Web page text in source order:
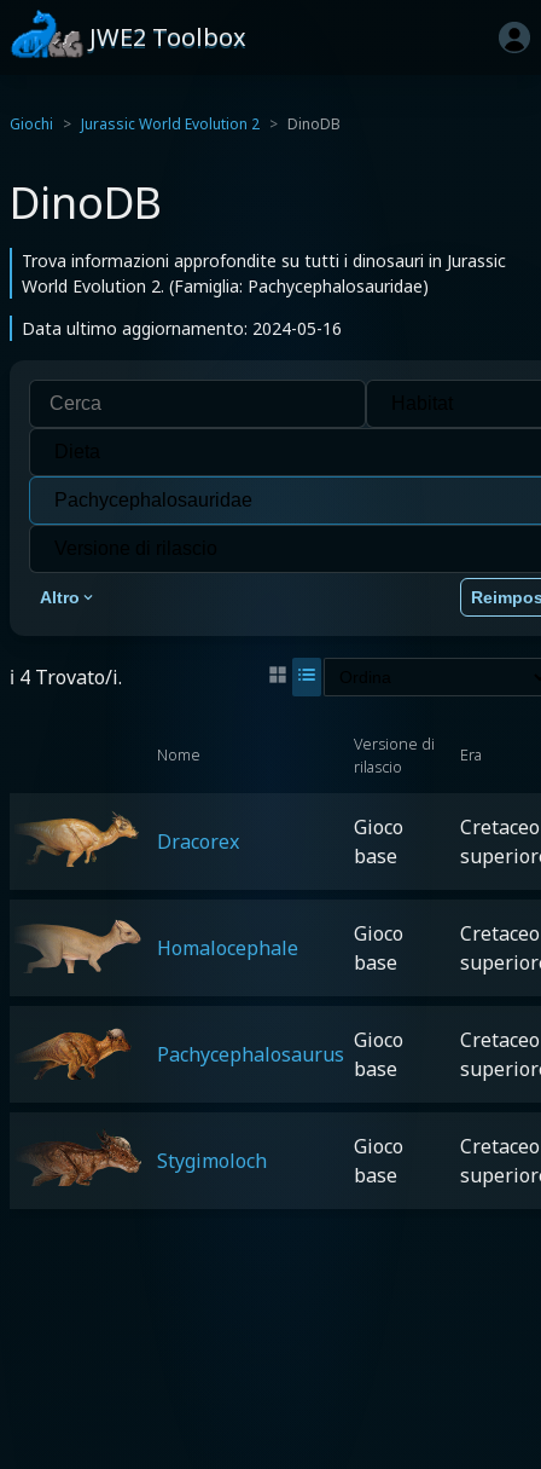
JWE2 Toolbox
Giochi Jurassic World Evolution 2 DinoDB
DinoDB
Trova informazioni approfondite su tutti i dinosauri in Jurassic
World Evolution 2. (Famiglia: Pachycephalosauridae)
Data ultimo aggiornamento: 2024-05-16
Altro
ℹ️ 4 Trovato/i.
Nome
Versione di
rilascio
Era
Dracorex
Gioco
base
Cretaceo
Homalocephale
Gioco
base
Cretaceo
Pachycephalosaurus
Gioco
base
Cretaceo
Stygimoloch
Gioco
base
Cretaceo